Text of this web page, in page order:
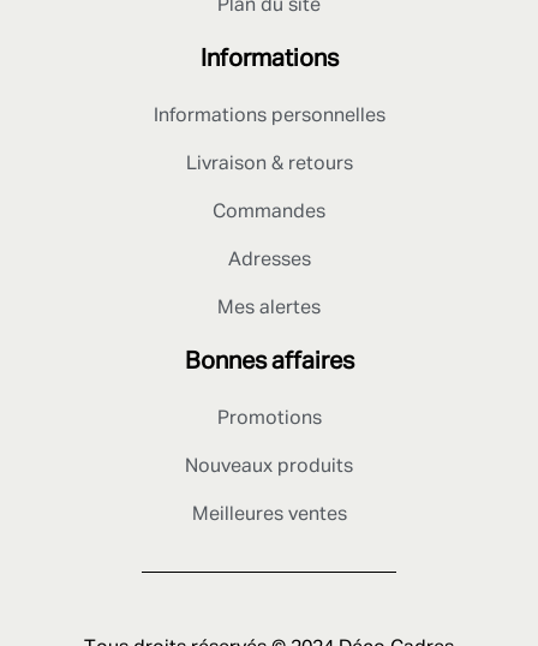
Plan du site
Informations
Informations personnelles
Livraison & retours
Commandes
Adresses
Mes alertes
Bonnes affaires
Promotions
Nouveaux produits
Meilleures ventes